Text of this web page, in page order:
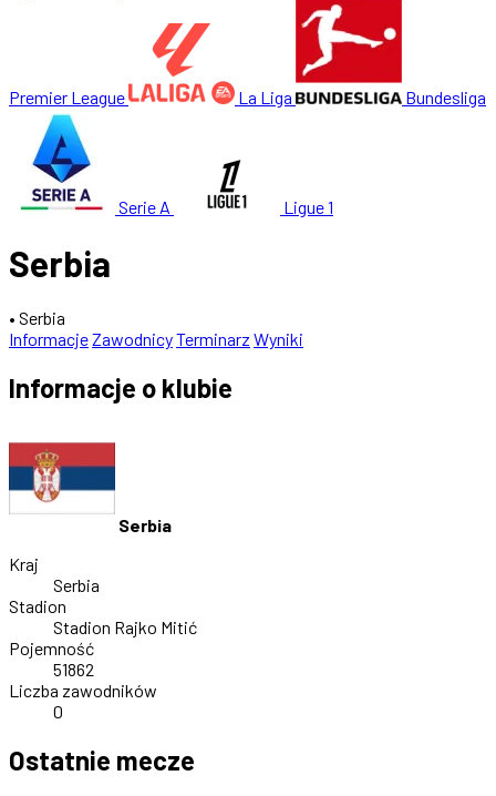
Premier League La Liga Bundesliga
Serie A Ligue 1
Serbia
• Serbia
InformacjeZawodnicyTerminarz Wyniki
Informacje o klubie
Serbia
Kraj
Serbia
Stadion
Stadion Rajko Mitić
Pojemność
51862
Liczba zawodników
0
Ostatnie mecze